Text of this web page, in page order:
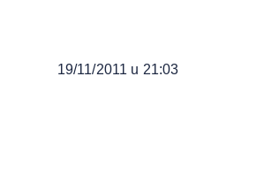
19/11/2011 u 21:03